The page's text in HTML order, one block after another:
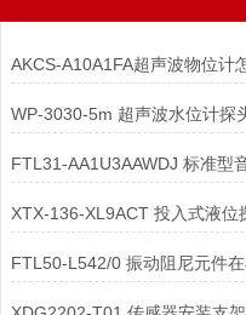
AKCS-A10A1FA超声波物位计